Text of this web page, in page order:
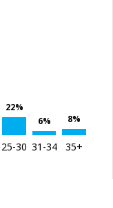
22%
6%
8%
25-30 31-34 35+